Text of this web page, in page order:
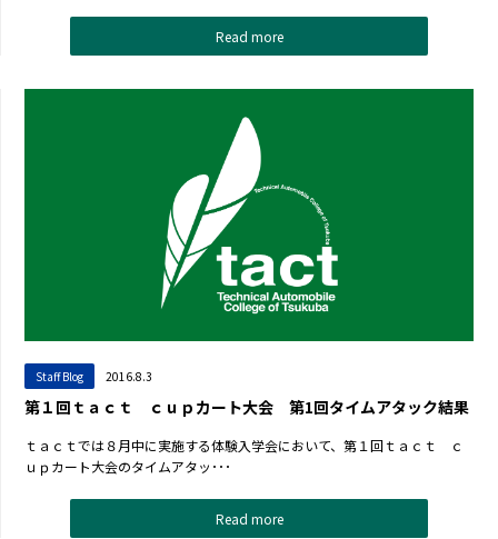
Read more
Staff Blog 2016.8.3
第１回ｔａｃｔ ｃｕｐカート大会 第1回タイムアタック結果
ｔａｃｔでは８月中に実施する体験入学会において、第１回ｔａｃｔ ｃ
ｕｐカート大会のタイムアタッ･･･
Read more